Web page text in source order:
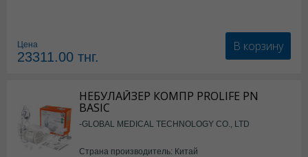
Цена
23311.00 тнг.
В корзину
НЕБУЛАЙЗЕР КОМПР PROLIFE PN
BASIC
-GLOBAL MEDICAL TECHNOLOGY CO., LTD
Страна производитель: Китай